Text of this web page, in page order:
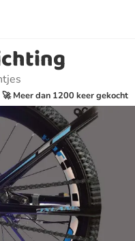
🚀 Meer dan 1200 keer gekocht